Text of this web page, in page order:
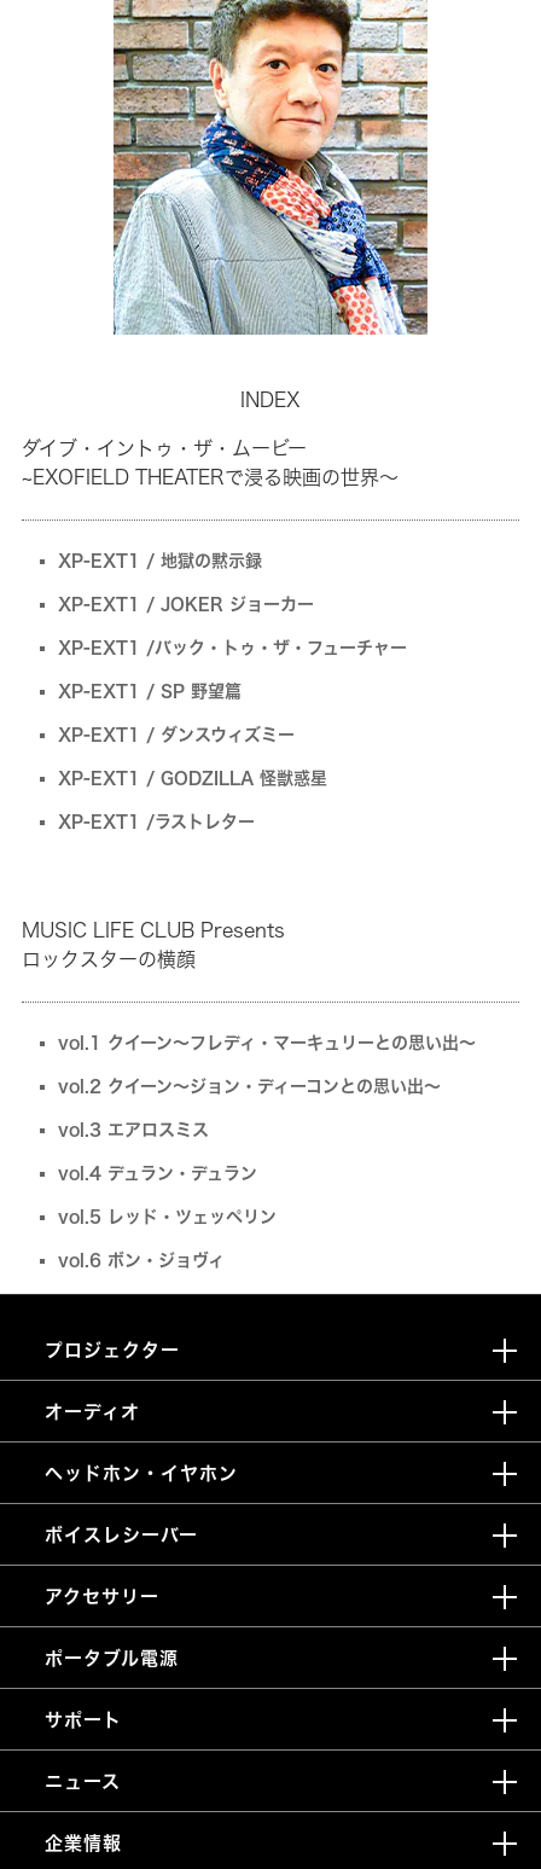
INDEX
ダイブ・イントゥ・ザ・ムービー
~EXOFIELD THEATERで浸る映画の世界～
XP-EXT1 / 地獄の黙示録
XP-EXT1 / JOKER ジョーカー
XP-EXT1 /バック・トゥ・ザ・フューチャー
XP-EXT1 / SP 野望篇
XP-EXT1 / ダンスウィズミー
XP-EXT1 / GODZILLA 怪獣惑星
XP-EXT1 /ラストレター
MUSIC LIFE CLUB Presents
ロックスターの横顔
vol.1 クイーン～フレディ・マーキュリーとの思い出～
vol.2 クイーン～ジョン・ディーコンとの思い出～
vol.3 エアロスミス
vol.4 デュラン・デュラン
vol.5 レッド・ツェッペリン
vol.6 ボン・ジョヴィ
プロジェクター
オーディオ
ヘッドホン・イヤホン
ボイスレシーバー
アクセサリー
ポータブル電源
サポート
ニュース
企業情報